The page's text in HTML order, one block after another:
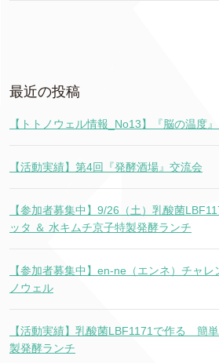
最近の投稿
【トトノウェル情報_No13】『脳の温度
【活動実績】第4回『発酵酒場』交流会
【参加者募集中】9/26（土）乳酸菌
ッタ ＆ 水キムチ京子特製発酵ランチ
【参加者募集中】en-ne（エンネ）チャ
ノウェル
【活動実績】乳酸菌LBF1171で作る 簡
製発酵ランチ